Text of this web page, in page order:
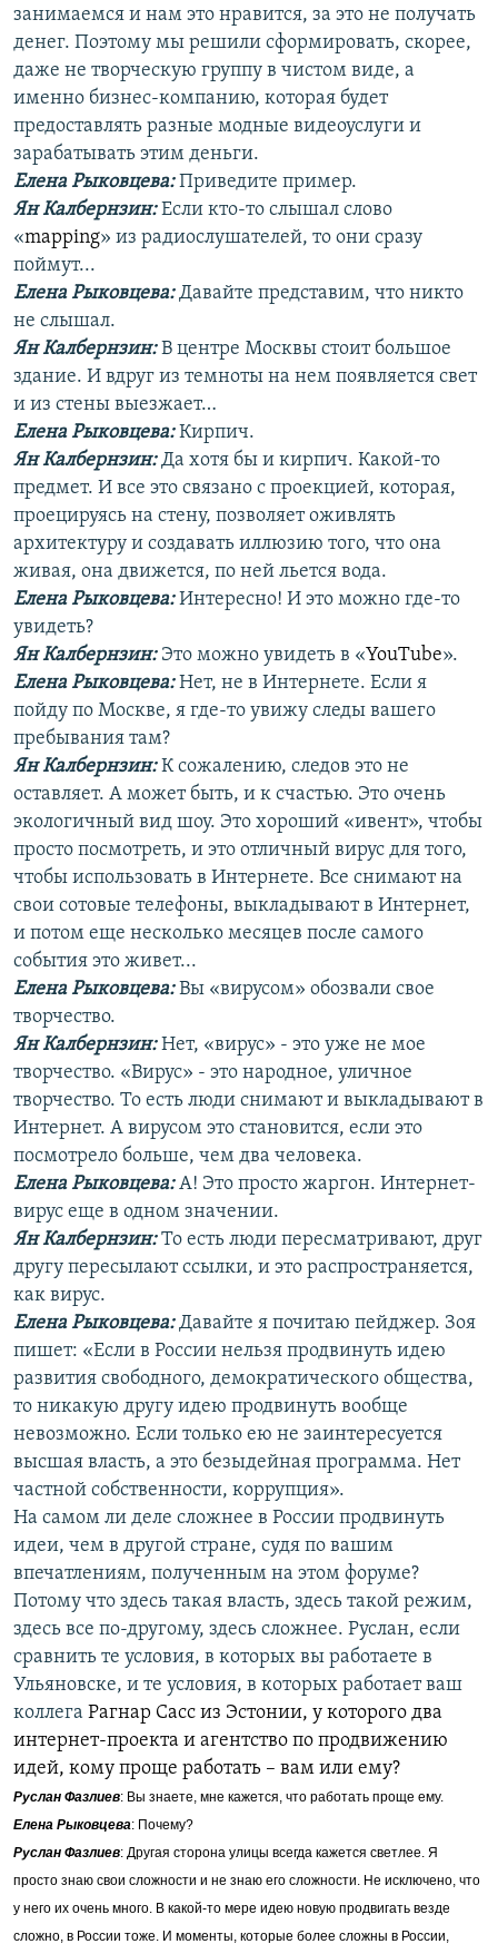
занимаемся и нам это нравится, за это не получать
денег. Поэтому мы решили сформировать, скорее,
даже не творческую группу в чистом виде, а
именно бизнес-компанию, которая будет
предоставлять разные модные видеоуслуги и
зарабатывать этим деньги.
Елена Рыковцева:Приведите пример.
Ян Калбернзин:Если кто-то слышал слово
«mapping» из радиослушателей, то они сразу
поймут...
Елена Рыковцева:Давайте представим, что никто
не слышал.
Ян Калбернзин:В центре Москвы стоит большое
здание. И вдруг из темноты на нем появляется свет
и из стены выезжает…
Елена Рыковцева:Кирпич.
Ян Калбернзин:Да хотя бы и кирпич. Какой-то
предмет. И все это связано с проекцией, которая,
проецируясь на стену, позволяет оживлять
архитектуру и создавать иллюзию того, что она
живая, она движется, по ней льется вода.
Елена Рыковцева:Интересно! И это можно где-то
увидеть?
Ян Калбернзин:Это можно увидеть в «YouTube».
Елена Рыковцева:Нет, не в Интернете. Если я
пойду по Москве, я где-то увижу следы вашего
пребывания там?
Ян Калбернзин:К сожалению, следов это не
оставляет. А может быть, и к счастью. Это очень
экологичный вид шоу. Это хороший «ивент», чтобы
просто посмотреть, и это отличный вирус для того,
чтобы использовать в Интернете. Все снимают на
свои сотовые телефоны, выкладывают в Интернет,
и потом еще несколько месяцев после самого
события это живет...
Елена Рыковцева:Вы «вирусом» обозвали свое
творчество.
Ян Калбернзин:Нет, «вирус» - это уже не мое
творчество. «Вирус» - это народное, уличное
творчество. То есть люди снимают и выкладывают в
Интернет. А вирусом это становится, если это
посмотрело больше, чем два человека.
Елена Рыковцева:А! Это просто жаргон. Интернет-
вирус еще в одном значении.
Ян Калбернзин:То есть люди пересматривают, друг
другу пересылают ссылки, и это распространяется,
как вирус.
Елена Рыковцева:Давайте я почитаю пейджер. Зоя
пишет: «Если в России нельзя продвинуть идею
развития свободного, демократического общества,
то никакую другу идею продвинуть вообще
невозможно. Если только ею не заинтересуется
высшая власть, а это безыдейная программа. Нет
частной собственности, коррупция».
На самом ли деле сложнее в России продвинуть
идеи, чем в другой стране, судя по вашим
впечатлениям, полученным на этом форуме?
Потому что здесь такая власть, здесь такой режим,
здесь все по-другому, здесь сложнее. Руслан, если
сравнить те условия, в которых вы работаете в
Ульяновске, и те условия, в которых работает ваш
коллега Рагнар Сасс из Эстонии, у которого два
интернет-проекта и агентство по продвижению
идей, кому проще работать – вам или ему?
Руслан Фазлиев: Вы знаете, мне кажется, что работать проще ему.
Елена Рыковцева: Почему?
Руслан Фазлиев: Другая сторона улицы всегда кажется светлее. Я
просто знаю свои сложности и не знаю его сложности. Не исключено, что
у него их очень много. В какой-то мере идею новую продвигать везде
сложно, в России тоже. И моменты, которые более сложны в России,